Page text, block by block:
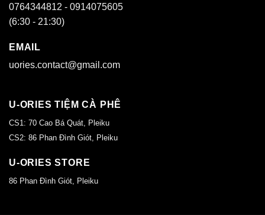
0764344812 - 0914075605
(6:30 - 21:30)
EMAIL
uories.contact@gmail.com
U-ORIES TIỆM CÀ PHÊ
CS1: 70 Cao Bá Quát, Pleiku
CS2: 86 Phan Đình Giót, Pleiku
U-ORIES STORE
86 Phan Đình Giót, Pleiku